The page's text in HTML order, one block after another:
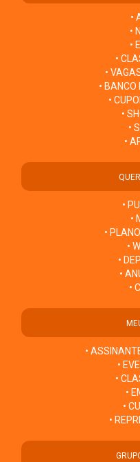
•
•
•
•
•
• BANCO
•
•
•
•
•
•
•
•
•
•
•
•
•
•
•
•
•